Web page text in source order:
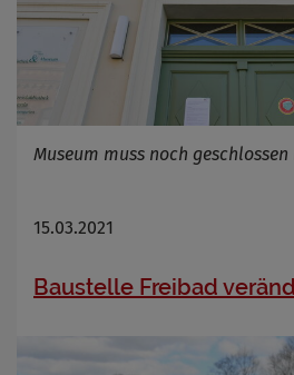
Museum muss noch geschlossen
15.03.2021
Baustelle Freibad